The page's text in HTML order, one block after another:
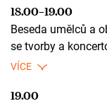
18.00–19.00
Beseda umělců a
se tvorby a
19.00